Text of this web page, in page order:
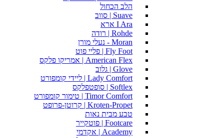
הלב הכחול
Suave | סווב
I Ara ארא
Rohde | רודה
Moran - נעלי מורן
Fly Foot | פליי פוט
American Flex | אמריקו פלקס
Glove | גלוב
Lady Comfort | ליידי קומפורט
Softlex | סופטפלקס
Timor Comfort | טימור קומפורט
Kroten-Propet | קרוטן-פרופט
טבע מבית נאות
Footcare | פוטקייר
Academy | אקדמי